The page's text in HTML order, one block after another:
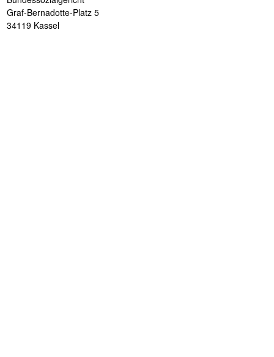
Graf-Bernadotte-Platz 5
34119 Kassel